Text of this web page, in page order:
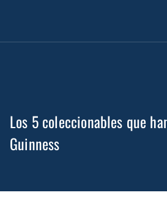
Los 5 coleccionables que
Guinness